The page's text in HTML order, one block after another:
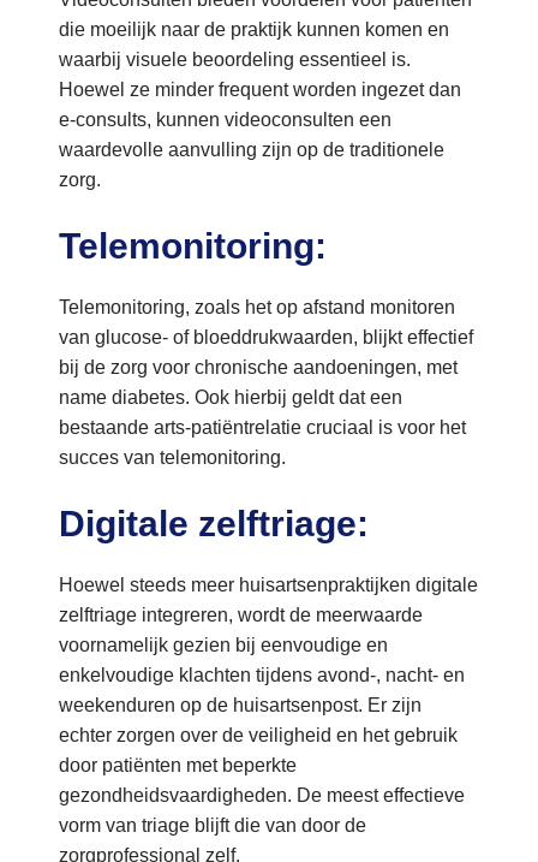
die moeilijk naar de praktijk kunnen komen en
waarbij visuele beoordeling essentieel is.
Hoewel ze minder frequent worden ingezet dan
e-consults, kunnen videoconsulten een
waardevolle aanvulling zijn op de traditionele
zorg.
Telemonitoring:
Telemonitoring, zoals het op afstand monitoren
van glucose- of bloeddrukwaarden, blijkt effectief
bij de zorg voor chronische aandoeningen, met
name diabetes. Ook hierbij geldt dat een
bestaande arts-patiëntrelatie cruciaal is voor het
succes van telemonitoring.
Digitale zelftriage:
Hoewel steeds meer huisartsenpraktijken digitale
zelftriage integreren, wordt de meerwaarde
voornamelijk gezien bij eenvoudige en
enkelvoudige klachten tijdens avond-, nacht- en
weekenduren op de huisartsenpost. Er zijn
echter zorgen over de veiligheid en het gebruik
door patiënten met beperkte
gezondheidsvaardigheden. De meest effectieve
vorm van triage blijft die van door de
zorgprofessional zelf.